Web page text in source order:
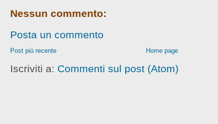
Nessun commento:
Posta un commento
Post più recente Home page
Iscriviti a: Commenti sul post (Atom)